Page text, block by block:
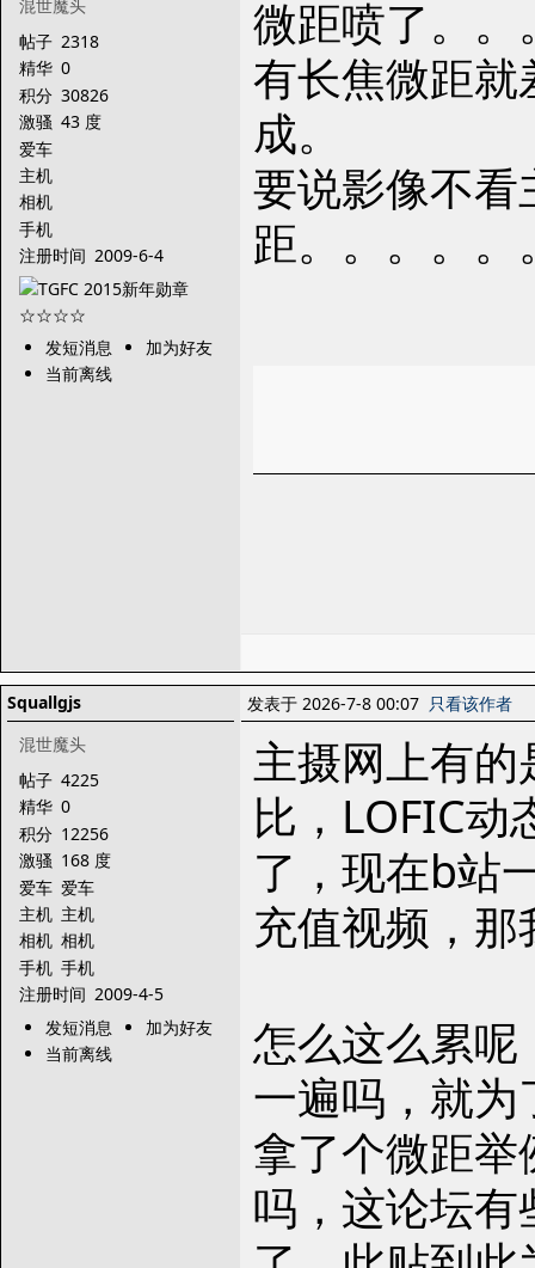
混世魔头
帖子 2318
精华 0
积分 30826
激骚 43 度
爱车
主机
相机
手机
注册时间 2009-6-4
发短消息
加为好友
当前离线
微距喷了。。
有长焦微距
成。
要说影像不
距。。。。。
Squallgjs
混世魔头
帖子 4225
精华 0
积分 12256
激骚 168 度
爱车 爱车
主机 主机
相机 相机
手机 手机
注册时间 2009-4-5
发短消息
加为好友
当前离线
发表于 2026-7-8 00:07 只看该作者
主摄网上有
比，LOFIC动
了，现在b站
充值视频，
怎么这么累
一遍吗，就
拿了个微距
吗，这论坛